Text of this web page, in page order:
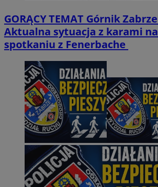
GORĄCY TEMAT Górnik Zabrze
Aktualna sytuacja z karami
spotkaniu z Fenerbache